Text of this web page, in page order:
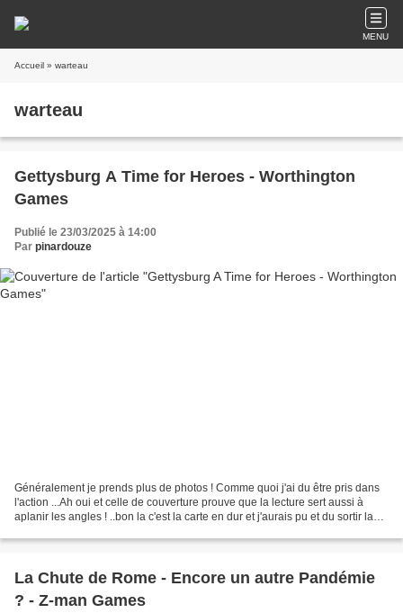
MENU
Accueil » warteau
warteau
Gettysburg A Time for Heroes - Worthington
Games
Publié le 23/03/2025 à 14:00
Par pinardouze
Généralement je prends plus de photos ! Comme quoi j'ai du être pris dans
l'action ...Ah oui et celle de couverture prouve que la lecture sert aussi à
aplanir les angles ! ..bon la c'est la carte en dur et j'aurais pu et du sortir la
La Chute de Rome - Encore un autre Pandémie
? - Z-man Games